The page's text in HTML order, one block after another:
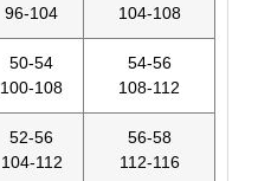
96-104
104-108
50-54
100-108
54-56
108-112
52-56
104-112
56-58
112-116